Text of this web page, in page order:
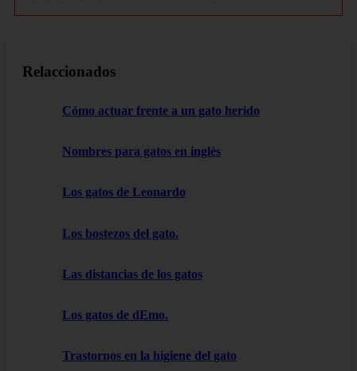
Relaccionados
Cómo actuar frente a un gato herido
Nombres para gatos en inglés
Los gatos de Leonardo
Los bostezos del gato.
Las distancias de los gatos
Los gatos de dEmo.
Trastornos en la higiene del gato